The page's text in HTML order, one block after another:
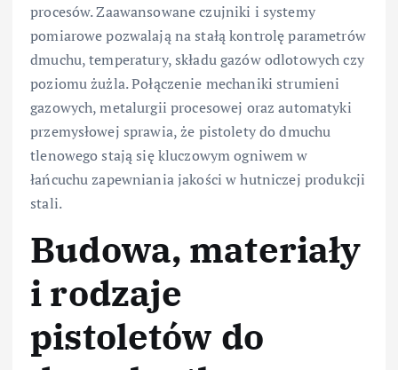
procesów. Zaawansowane czujniki i systemy
pomiarowe pozwalają na stałą kontrolę parametrów
dmuchu, temperatury, składu gazów odlotowych czy
poziomu żużla. Połączenie mechaniki strumieni
gazowych, metalurgii procesowej oraz automatyki
przemysłowej sprawia, że pistolety do dmuchu
tlenowego stają się kluczowym ogniwem w
łańcuchu zapewniania jakości w hutniczej produkcji
stali.
Budowa, materiały
i rodzaje
pistoletów do